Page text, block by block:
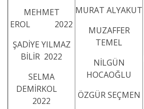
MEHMET
EROL 2022
ŞADİYE YILMAZ
BİLİR 2022
SELMA
DEMİRKOL
2022
MURAT ALYAKUT
MUZAFFER
TEMEL
NİLGÜN
HOCAOĞLU
ÖZGÜR SEÇMEN